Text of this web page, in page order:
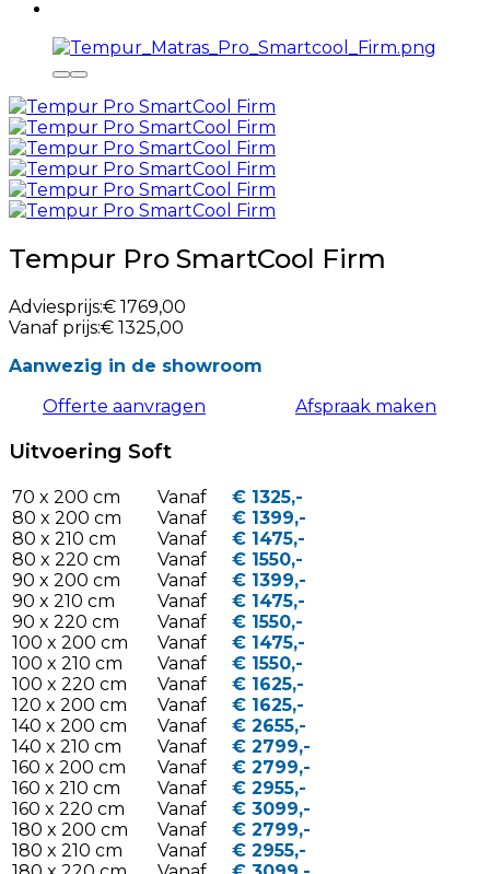
Tempur Pro SmartCool Firm
Adviesprijs:€ 1769,00
Vanaf prijs:€ 1325,00
Aanwezig in de showroom
Offerte aanvragen
Afspraak maken
Uitvoering Soft
70 x 200 cm
80 x 200 cm
80 x 210 cm
80 x 220 cm
90 x 200 cm
90 x 210 cm
90 x 220 cm
100 x 200 cm
100 x 210 cm
100 x 220 cm
120 x 200 cm
140 x 200 cm
140 x 210 cm
160 x 200 cm
160 x 210 cm
160 x 220 cm
180 x 200 cm
180 x 210 cm
Vanaf
Vanaf
Vanaf
Vanaf
Vanaf
Vanaf
Vanaf
Vanaf
Vanaf
Vanaf
Vanaf
Vanaf
Vanaf
Vanaf
Vanaf
Vanaf
Vanaf
Vanaf
€ 1325,-
€ 1399,-
€ 1475,-
€ 1550,-
€ 1399,-
€ 1475,-
€ 1550,-
€ 1475,-
€ 1550,-
€ 1625,-
€ 1625,-
€ 2655,-
€ 2799,-
€ 2799,-
€ 2955,-
€ 3099,-
€ 2799,-
€ 2955,-